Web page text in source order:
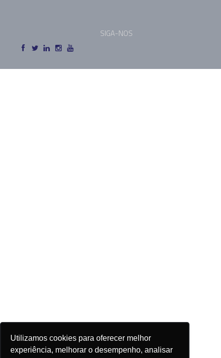
Utilizamos cookies para oferecer melhor
experiência, melhorar o desempenho, analisar
SIGA-NOS